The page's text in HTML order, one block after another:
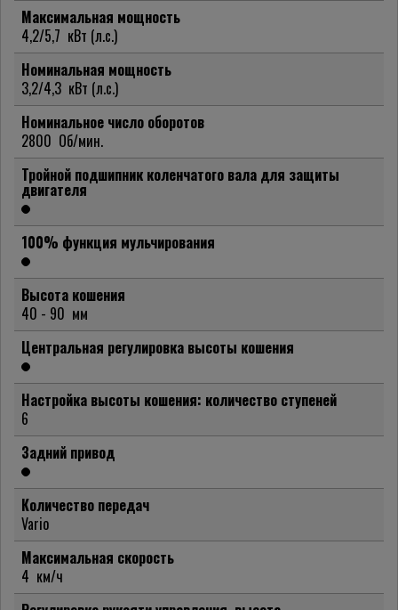
Максимальная мощность
4,2/5,7 кВт (л.с.)
Номинальная мощность
3,2/4,3 кВт (л.с.)
Номинальное число оборотов
2800 Об/мин.
Тройной подшипник коленчатого вала для защиты
двигателя
100% функция мульчирования
Высота кошения
40 - 90 мм
Центральная регулировка высоты кошения
Настройка высоты кошения: количество ступеней
6
Задний привод
Количество передач
Vario
Максимальная скорость
4 км/ч